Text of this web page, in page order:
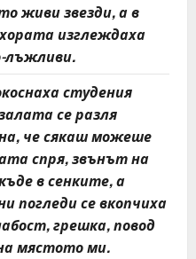
живи звезди, а в
изглеждаха
лъжливи.
студения
се разля
че сякаш можеше
спря, звънът на
в сенките, а
погледи се вкопчиха
грешка, повод
мястото ми.